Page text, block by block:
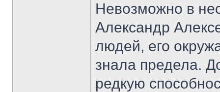
Невозможно в
Александр
людей, его
знала предела.
редкую